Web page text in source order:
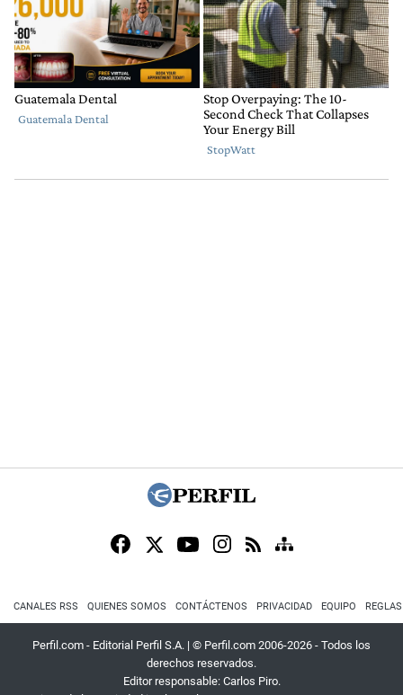
CANALES RSS QUIENES SOMOS CONTÁCTENOS PRIVACIDAD EQUIPO
Perfil.com - Editorial Perfil S.A. | © Perfil.com 2006-2026 - Todos los
derechos reservados.
Editor responsable: Carlos Piro.